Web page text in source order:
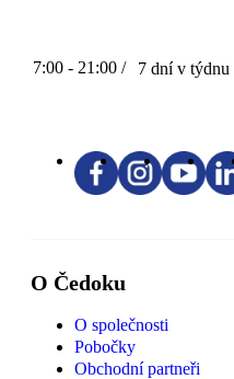
7:00 - 21:00 / 7 dní v týdnu
O Čedoku
O společnosti
Pobočky
Obchodní partneři